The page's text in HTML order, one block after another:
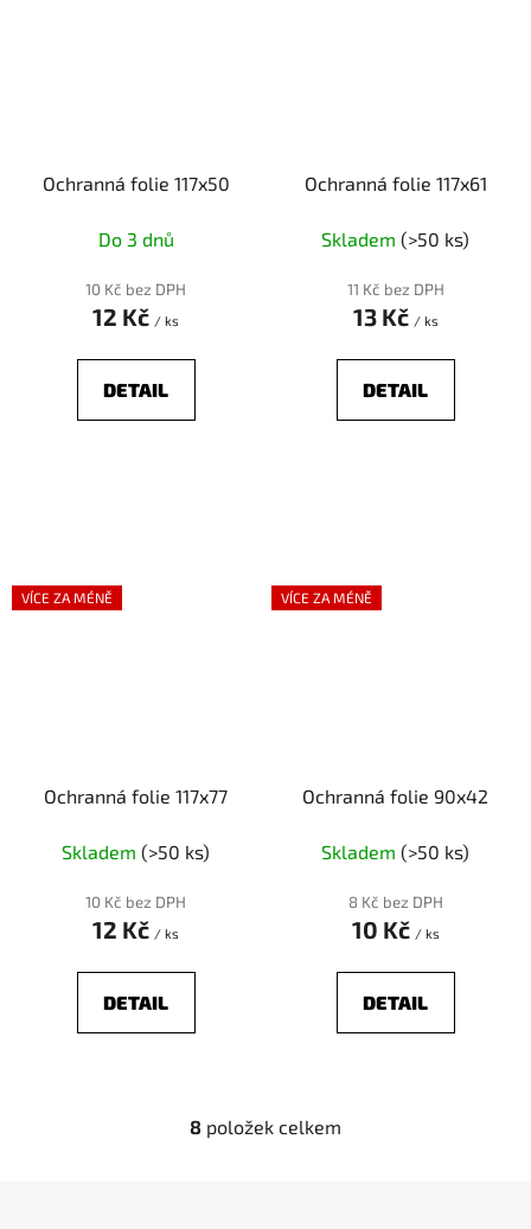
Ochranná folie 117x50
Do 3 dnů
10 Kč bez DPH
12 Kč / ks
DETAIL
Ochranná folie 117x61
Skladem (>50 ks)
11 Kč bez DPH
13 Kč / ks
DETAIL
VÍCE ZA MÉNĚ
Ochranná folie 117x77
Skladem (>50 ks)
10 Kč bez DPH
12 Kč / ks
DETAIL
VÍCE ZA MÉNĚ
Ochranná folie 90x42
Skladem (>50 ks)
8 Kč bez DPH
10 Kč / ks
DETAIL
O
8 položek celkem